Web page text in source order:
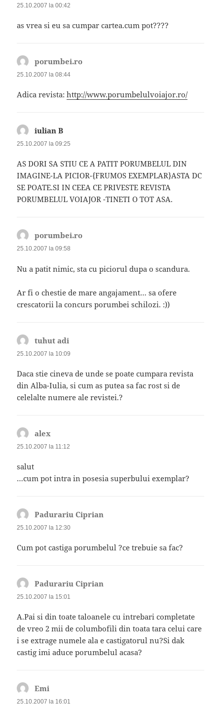
25.10.2007 la 00:42
as vrea si eu sa cumpar cartea.cum pot????
porumbei.ro
25.10.2007 la 08:44
Adica revista:http://www.porumbelulvoiajor.ro/
iulian B
25.10.2007 la 09:25
AS DORI SA STIU CE A PATIT PORUMBELUL DIN
IMAGINE-LA PICIOR-{FRUMOS EXEMPLAR}ASTA DC
SE POATE.SI IN CEEA CE PRIVESTE REVISTA
PORUMBELUL VOIAJOR -TINETI O TOT ASA.
porumbei.ro
25.10.2007 la 09:58
Nu a patit nimic, sta cu piciorul dupa o scandura.
Ar fi o chestie de mare angajament… sa ofere
crescatorii la concurs porumbei schilozi. :))
tuhut adi
25.10.2007 la 10:09
Daca stie cineva de unde se poate cumpara revista
din Alba-Iulia, si cum as putea sa fac rost si de
celelalte numere ale revistei.?
alex
25.10.2007 la 11:12
salut
…cum pot intra in posesia superbului exemplar?
Padurariu Ciprian
25.10.2007 la 12:30
Cum pot castiga porumbelul ?ce trebuie sa fac?
Padurariu Ciprian
25.10.2007 la 15:01
A.Pai si din toate taloanele cu intrebari completate
de vreo 2 mii de columbofili din toata tara celui care
i se extrage numele ala e castigatorul nu?Si dak
castig imi aduce porumbelul acasa?
Emi
25.10.2007 la 16:01